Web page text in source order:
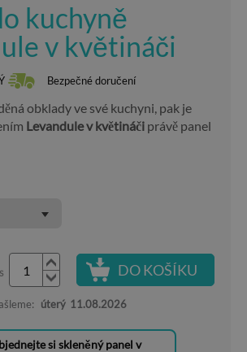
kuchyně
v květináči
Bezpečné doručení
obklady ve své kuchyni, pak je
Levandule v květináči právě panel
DO KOŠÍKU
úterý 11.08.2026
si skleněný panel v